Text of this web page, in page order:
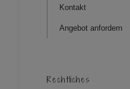
Kontakt
Angebot anfordern
Rechtliches